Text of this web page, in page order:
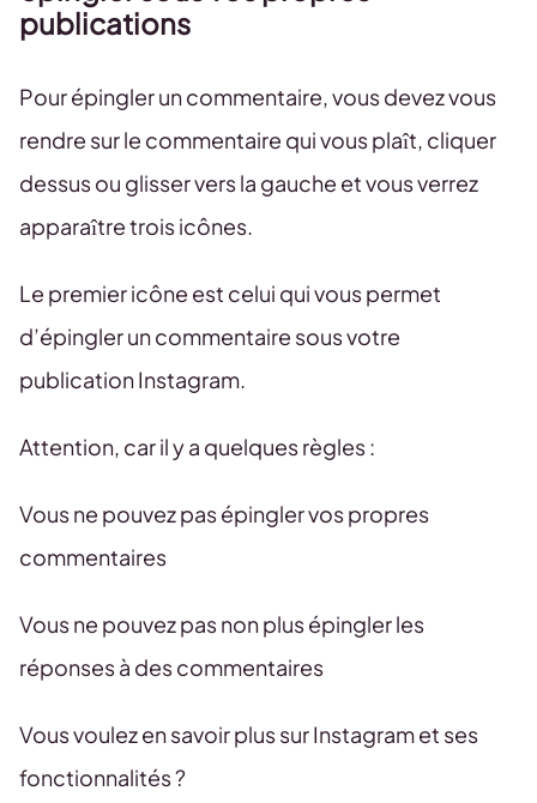
publications
Pour épingler un commentaire, vous devez vous
rendre sur le commentaire qui vous plaît, cliquer
dessus ou glisser vers la gauche et vous verrez
apparaître trois icônes.
Le premier icône est celui qui vous permet
d’épingler un commentaire sous votre
publication Instagram.
Attention, car il y a quelques règles :
Vous ne pouvez pas épingler vos propres
commentaires
Vous ne pouvez pas non plus épingler les
réponses à des commentaires
Vous voulez en savoir plus sur Instagram et ses
fonctionnalités ?